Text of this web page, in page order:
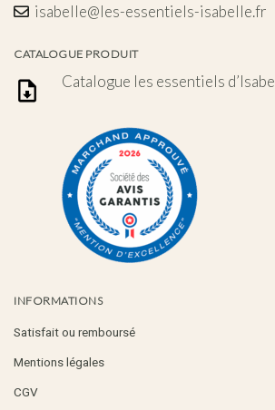
isabelle@les-essentiels-isabelle.fr
CATALOGUE PRODUIT
Catalogue les essentiels
INFORMATIONS
Satisfait ou remboursé
Mentions légales
CGV